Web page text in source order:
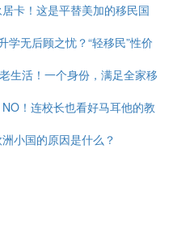
卡！这是平替美加的移民国
学无后顾之忧？“轻移民”性价
生活！一个身份，满足全家移
！连校长也看好马耳他的教
小国的原因是什么？